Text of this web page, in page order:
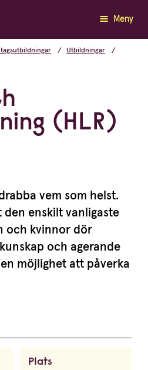
Meny
Utbildningar
(HLR)
vem som helst.
den enskilt vanligaste
och kvinnor dör
och agerande
möjlighet att påverka
Plats